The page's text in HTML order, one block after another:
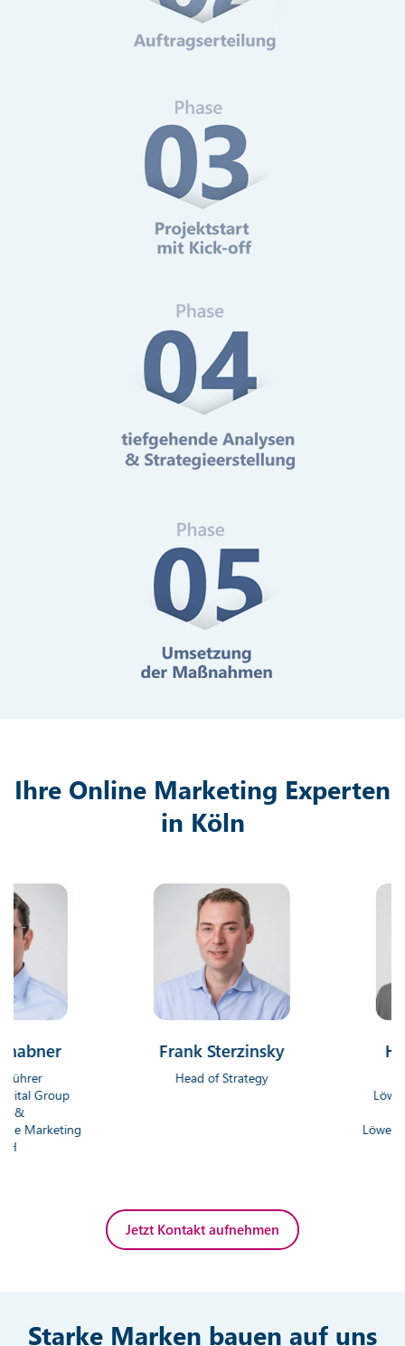
Web-Analytics
Mehr erfahren
Online-Marketing Beratung
Mehr erfahren
Digitale Barrierefreiheit
Ihre Online Marketing Experten
in Köln
Frank Sterzinsky
Head of Strategy
Löwenstark
Jetzt Kontakt aufnehmen
Starke Marken bauen auf uns